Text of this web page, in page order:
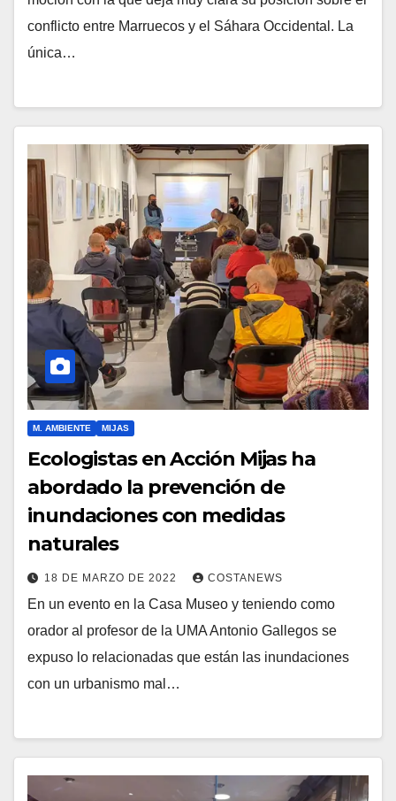
conflicto entre Marruecos y el Sáhara Occidental. La
única…
M. AMBIENTE MIJAS
Ecologistas en Acción Mijas ha
abordado la prevención de
inundaciones con medidas
naturales
18 DE MARZO DE 2022 COSTANEWS
En un evento en la Casa Museo y teniendo como
orador al profesor de la UMA Antonio Gallegos se
expuso lo relacionadas que están las inundaciones
con un urbanismo mal…